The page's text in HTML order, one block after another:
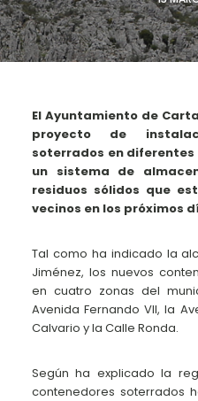
El Ayuntamiento de
proyecto de
soterrados en
un sistema de
residuos sólidos que
vecinos en los próximos
Tal como ha indicado la
Jiménez, los nuevos
en cuatro zonas del
Avenida Fernando VII, la
Calvario y la Calle Ronda.
Según ha explicado la
contenedores soterrados